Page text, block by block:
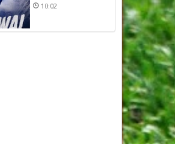
10:02